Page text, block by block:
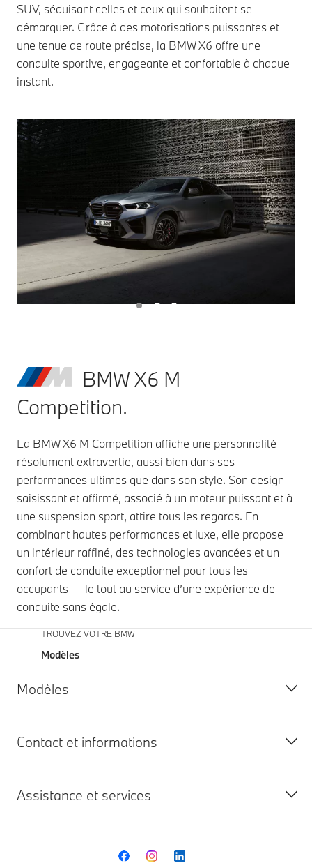
SUV, séduisant celles et ceux qui souhaitent se
démarquer. Grâce à des motorisations puissantes et
une tenue de route précise, la BMW X6 offre une
conduite sportive, engageante et confortable à chaque
instant.
BMW X6 M
Competition.
La BMW X6 M Competition affiche une personnalité
résolument extravertie, aussi bien dans ses
performances ultimes que dans son style. Son design
saisissant et affirmé, associé à un moteur puissant et à
une suspension sport, attire tous les regards. En
combinant hautes performances et luxe, elle propose
un intérieur raffiné, des technologies avancées et un
confort de conduite exceptionnel pour tous les
occupants — le tout au service d’une expérience de
conduite sans égale.
TROUVEZ VOTRE BMW
Modèles
Modèles
Tous les modèles
Hybrides Rechargeables
Contact et informations
Demander une Offre
Assistance et services